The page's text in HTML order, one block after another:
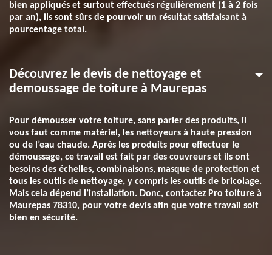
bien appliqués et surtout effectués régulièrement (1 à 2 fois
par an), ils sont sûrs de pourvoir un résultat satisfaisant à
pourcentage total.
Découvrez le devis de nettoyage et
demoussage de toiture à Maurepas
Pour démousser votre toiture, sans parler des produits, il
vous faut comme matériel, les nettoyeurs à haute pression
ou de l’eau chaude. Après les produits pour effectuer le
démoussage, ce travail est fait par des couvreurs et ils ont
besoins des échelles, combinaisons, masque de protection et
tous les outils de nettoyage, y compris les outils de bricolage.
Mais cela dépend l’installation. Donc, contactez Pro toiture à
Maurepas 78310, pour votre devis afin que votre travail soit
bien en sécurité.